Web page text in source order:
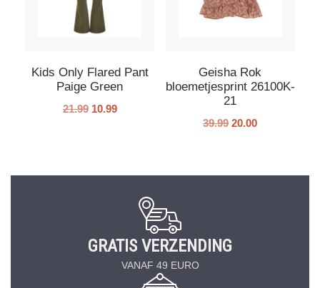
Kids Only Flared Pant
Paige Green
21.99 10.99
Geisha Rok
bloemetjesprint 26100K-
21
39.99 20.00
GRATIS VERZENDING
VANAF 49 EURO